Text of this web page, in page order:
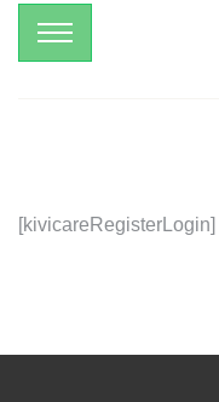
[kivicareRegisterLogin]